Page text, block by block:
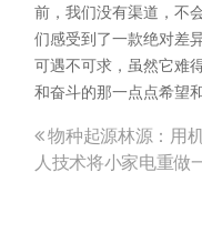
前，我们没有渠道，不
们感受到了一款绝对差
可遇不可求，虽然它难
和奋斗的那一点点希望
文
物种起源林源：用
人技术将小家电重做